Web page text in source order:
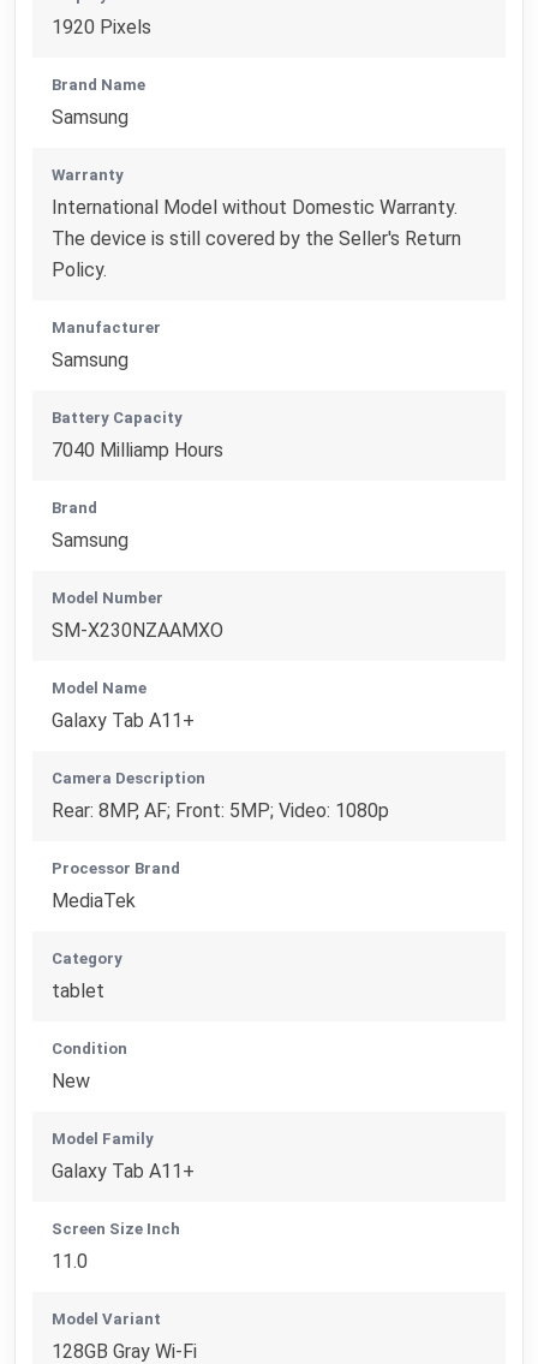
1920 Pixels
Brand Name
Samsung
Warranty
International Model without Domestic Warranty.
The device is still covered by the Seller's Return
Policy.
Manufacturer
Samsung
Battery Capacity
7040 Milliamp Hours
Brand
Samsung
Model Number
SM-X230NZAAMXO
Model Name
Galaxy Tab A11+
Camera Description
Rear: 8MP, AF; Front: 5MP; Video: 1080p
Processor Brand
MediaTek
Category
tablet
Condition
New
Model Family
Galaxy Tab A11+
Screen Size Inch
11.0
Model Variant
128GB Gray Wi-Fi